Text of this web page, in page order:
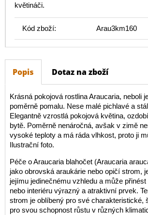
květináči.
Kód zboží: Arau3km160
Popis Dotaz na zboží
Krásná pokojová rostlina Araucaria, neboli
poměrně pomalu. Nese malé pichlavé a
Elegantně vzrostlá pokojová květina,
bytě. Poměrně nenáročná, avšak v zimě
vysoké teploty a má ráda vlhkost, proto ji
Ilustrační foto.
Péče o Araucaria blahočet (Araucaria
jako obrovská araukárie nebo opičí strom,
jejímu jedinečnému vzhledu a může
nebo interiéru výrazný a atraktivní prvek.
strom je oblíbený pro své charakteristické,
pro svou schopnost růstu v různých